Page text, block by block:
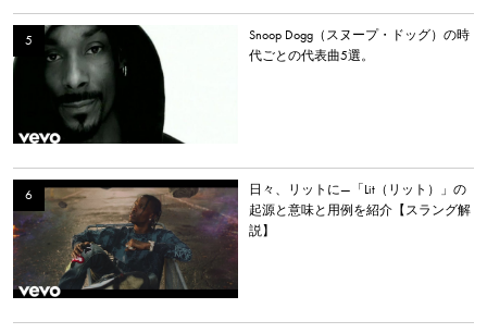
Snoop Dogg（スヌープ・ドッグ）の時
代ごとの代表曲5選。
日々、リットに—「Lit（リット）」の
起源と意味と用例を紹介【スラング解
説】